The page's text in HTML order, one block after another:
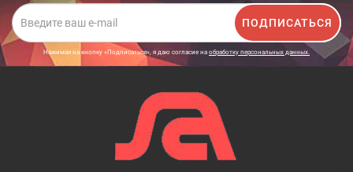
ПОДПИСАТЬСЯ
Нажимая на кнопку «Подписаться», я даю cогласие на обработку персональных данных.